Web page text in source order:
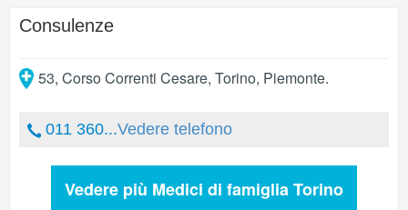
Consulenze
53, Corso Correnti Cesare, Torino, Piemonte.
011 360...Vedere telefono
Vedere più Medici di famiglia Torino